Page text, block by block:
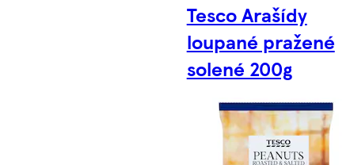
Tesco Arašídy
loupané pražené
solené 200g